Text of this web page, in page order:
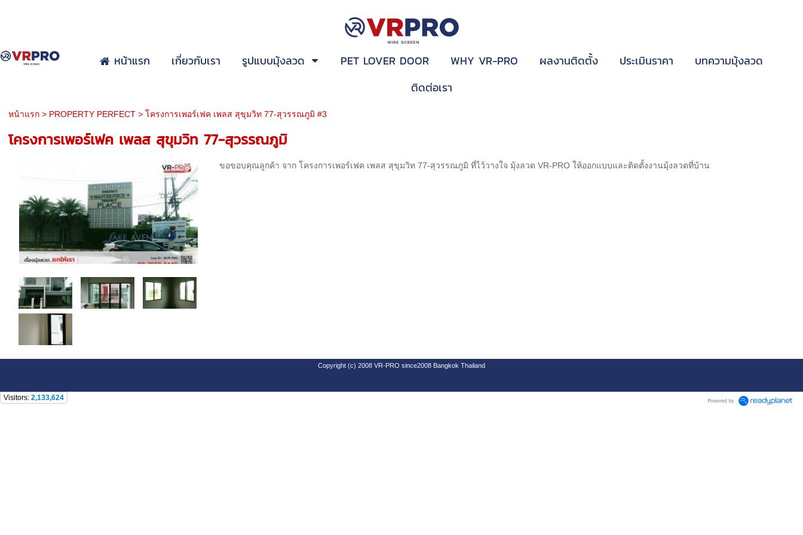
หน้าแรก เกี่ยวกับเรา รูปแบบมุ้งลวด PET LOVER DOOR WHY VR-PRO ผลงานติดตั้ง ประเมินราคา
บทความมุ้งลวด
ติดต่อเรา
หน้าแรก> PROPERTY PERFECT> โครงการเพอร์เฟค เพลส สุขุมวิท 77-สุวรรณภูมิ #3
โครงการเพอร์เฟค เพลส สุขุมวิท 77-สุวรรณภูมิ
ขอขอบคุณลูกค้า จาก โครงการเพอร์เฟค เพลส สุขุมวิท 77-สุวรรณภูมิ ที่ไว้วางใจ มุ้งลวด VR-PRO ให้ออกแบบและติดตั้งงานมุ้งลวดที่บ้าน
Copyright (c) 2008 VR-PRO since2008 Bangkok Thailand
Visitors: 2,133,624